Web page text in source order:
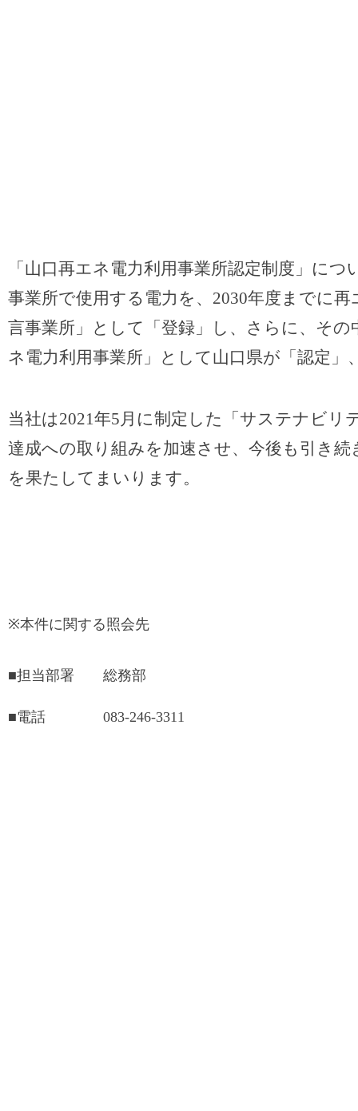
「山口再エネ電力利用事業所認定制度」につ
事業所で使用する電力を、2030年度までに
言事業所」として「登録」し、さらに、そ
ネ電力利用事業所」として山口県が「認定
当社は2021年5月に制定した「サステナビ
達成への取り組みを加速させ、今後も引き
を果たしてまいります。
※本件に関する照会先
■担当部署 総務部
■電話 083-246-3311